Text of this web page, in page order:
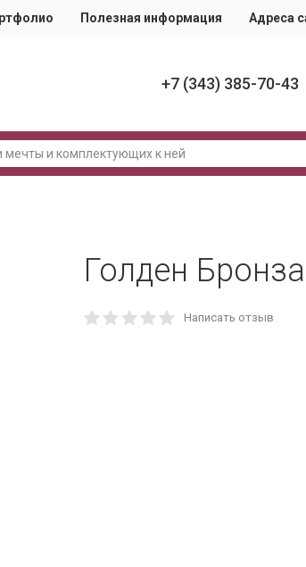
Полезная информация Адреса
+7 (343) 385-70-43
Голден Бронза
Написать отзыв